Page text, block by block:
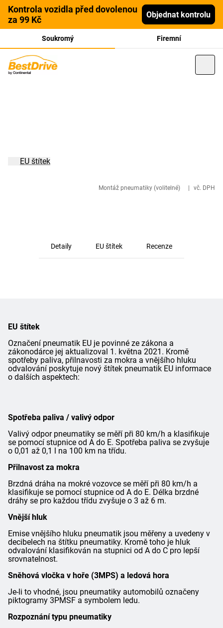
Kontrola vozidla před dovolenou
za 99 Kč
Objednat kontrolu
Soukromý Firemní
Montáž pneumatiky (volitelné) vč. DPH
EU štítek
Detaily EU štítek Recenze
EU štítek
Označení pneumatik EU je povinné ze zákona a
zákonodárce jej aktualizoval 1. května 2021. Kromě
spotřeby paliva, přilnavosti za mokra a vnějšího hluku
odvalování poskytuje nový štítek pneumatik EU informace
o dalších aspektech:
Spotřeba paliva / valivý odpor
Valivý odpor pneumatiky se měří při 80 km/h a klasifikuje
se pomocí stupnice od A do E. Spotřeba paliva se zvyšuje
o 0,01 až 0,1 l na 100 km na třídu.
Přilnavost za mokra
Brzdná dráha na mokré vozovce se měří při 80 km/h a
klasifikuje se pomocí stupnice od A do E. Délka brzdné
dráhy se pro každou třídu zvyšuje o 3 až 6 m.
Vnější hluk
Emise vnějšího hluku pneumatik jsou měřeny a uvedeny v
decibelech na štítku pneumatiky. Kromě toho je hluk
odvalování klasifikován na stupnici od A do C pro lepší
srovnatelnost.
Sněhová vločka v hoře (3MPS) a ledová hora
Je-li to vhodné, jsou pneumatiky automobilů označeny
piktogramy 3PMSF a symbolem ledu.
Rozpoznání typu pneumatiky